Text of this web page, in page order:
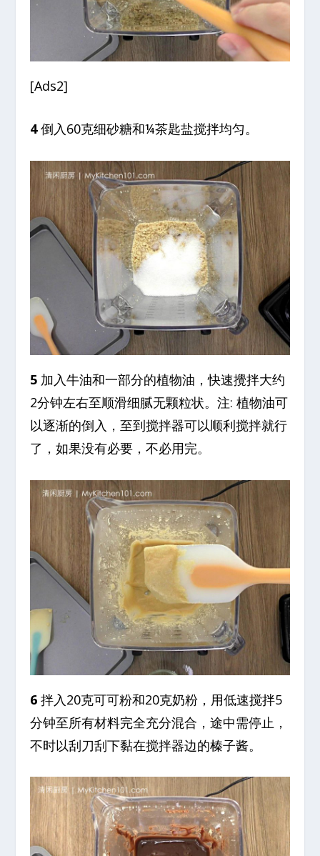
[Ads2]
4倒入60克细砂糖和¼茶匙盐搅拌均匀。
5 加入牛油和一部分的植物油，快速攪拌大约
2分钟左右至顺滑细腻无颗粒状。注: 植物油可
以逐渐的倒入，至到搅拌器可以顺利搅拌就行
了，如果没有必要，不必用完。
6 拌入20克可可粉和20克奶粉，用低速搅拌5
分钟至所有材料完全充分混合，途中需停止，
不时以刮刀刮下黏在搅拌器边的榛子酱。